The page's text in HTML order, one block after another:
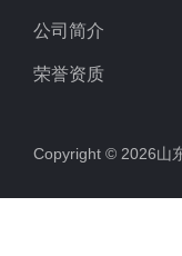
公司简介
荣誉资质
Copyright © 2026山